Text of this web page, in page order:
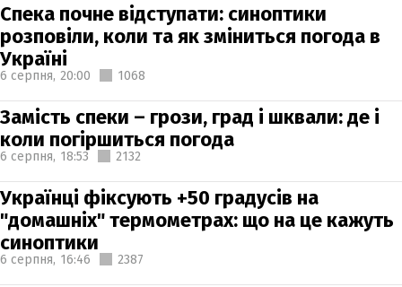
Спека почне відступати: синоптики
розповіли, коли та як зміниться погода в
Україні
6 серпня, 20:00 1068
Замість спеки – грози, град і шквали: де і
коли погіршиться погода
6 серпня, 18:53 2132
Українці фіксують +50 градусів на
"домашніх" термометрах: що на це кажуть
синоптики
6 серпня, 16:46 2387